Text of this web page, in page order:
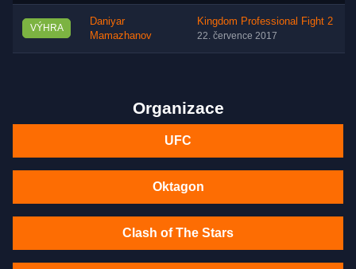
VÝHRA
Daniyar
Mamazhanov
Kingdom Professional Fight 2
22. července 2017
Organizace
UFC
Oktagon
Clash of The Stars